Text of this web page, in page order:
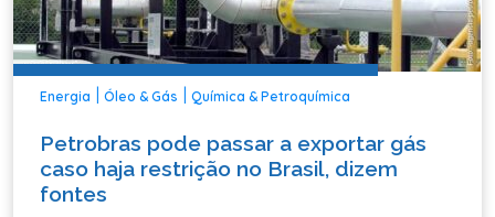
Energia Óleo & Gás Química & Petroquímica
Petrobras pode passar a exportar gás
caso haja restrição no Brasil, dizem
fontes